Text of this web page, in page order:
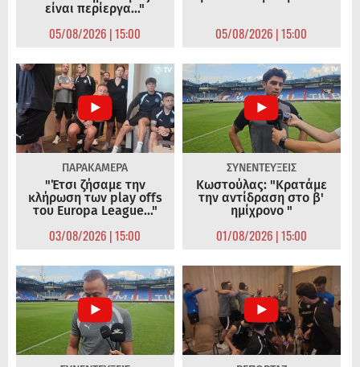
είναι περίεργα..."
05/08/2026 | 15:00 05/08/2026 | 15:00
ΠΑΡΑΚΑΜΕΡΑ
"Έτσι ζήσαμε την
κλήρωση των play offs
του Europa League..."
03/08/2026 | 15:00
ΣΥΝΕΝΤΕΥΞΕΙΣ
Κωστούλας: "Κρατάμε
την αντίδραση στο β'
ημίχρονο "
01/08/2026 | 15:00